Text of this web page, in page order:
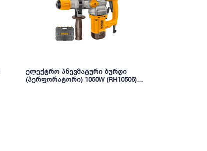
ელექტრო პნევმატური ბურღი
(პერფორატორი) 1050W (RH10506)